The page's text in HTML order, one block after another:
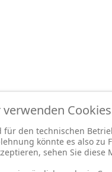
verwenden
für den technischen
könnte es also zu
sehen Sie